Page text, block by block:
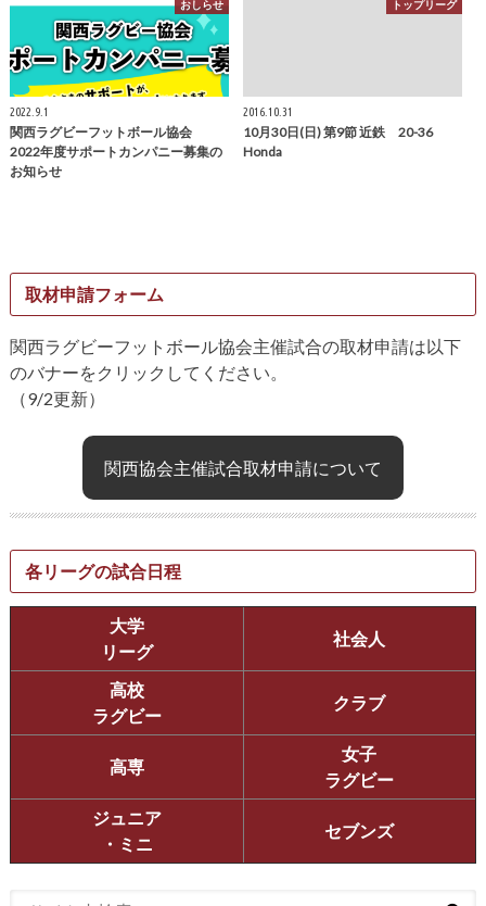
おしらせ
2022.9.1
関西ラグビーフットボール協会
2022年度サポートカンパニー募集の
お知らせ
トップリーグ
2016.10.31
10月30日(日) 第9節 近鉄 20-36
Honda
取材申請フォーム
関西ラグビーフットボール協会主催試合の取材申請は以下
のバナーをクリックしてください。
（9/2更新）
関西協会主催試合取材申請について
各リーグの試合日程
大学
リーグ
社会人
高校
ラグビー
クラブ
高専
女子
ラグビー
ジュニア
・ミニ
セブンズ